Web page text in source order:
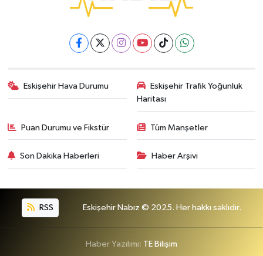
Eskişehir Hava Durumu
Eskişehir Trafik Yoğunluk
Haritası
Puan Durumu ve Fikstür Tüm Manşetler
Son Dakika Haberleri Haber Arşivi
RSS Eskişehir Nabız © 2025. Her hakkı saklıdır.
Haber Yazılımı: TE Bilişim